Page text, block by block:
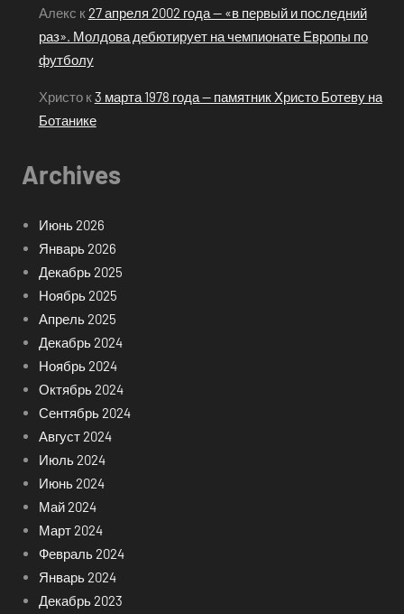
Алекс к 27 апреля 2002 года — «в первый и последний
раз». Молдова дебютирует на чемпионате Европы по
футболу
Христок 3 марта 1978 года — памятник Христо Ботеву на
Ботанике
Archives
Июнь 2026
Январь 2026
Декабрь 2025
Ноябрь 2025
Апрель 2025
Декабрь 2024
Ноябрь 2024
Октябрь 2024
Сентябрь 2024
Август 2024
Июль 2024
Июнь 2024
Май 2024
Март 2024
Февраль 2024
Январь 2024
Декабрь 2023